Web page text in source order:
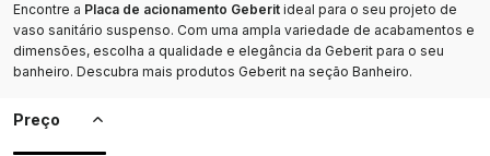
Encontre a Placa de acionamento Geberit ideal para o seu projeto de
vaso sanitário suspenso. Com uma ampla variedade de acabamentos e
dimensões, escolha a qualidade e elegância da Geberit para o seu
banheiro. Descubra mais produtos Geberit na seção Banheiro.
Preço